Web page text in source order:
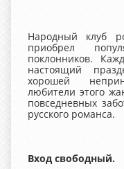
Народный клуб
приобрел
поклонников.
настоящий
хорошей
любители этого
повседневных
русского романса.
Вход свободный.